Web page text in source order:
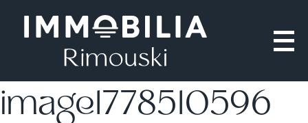
image1778510596